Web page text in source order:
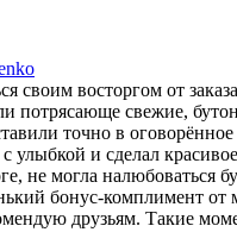
своим восторгом от
потрясающе свежие,
точно в
улыбкой и сделал
не могла налюбоваться
бонус-комплимент от
друзьям. Такие